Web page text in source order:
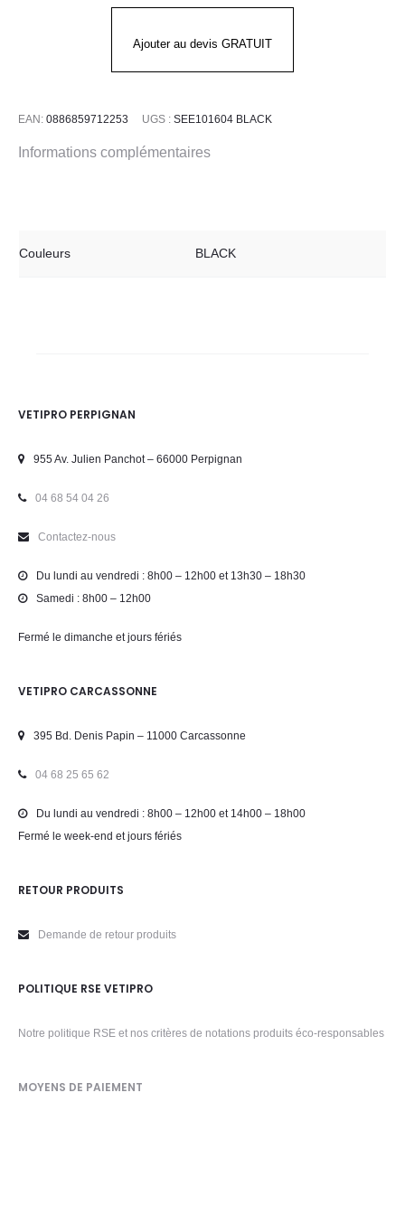
Ajouter au devis GRATUIT
EAN: 0886859712253 UGS : SEE101604 BLACK
Informations complémentaires
Couleurs BLACK
VETIPRO PERPIGNAN
955 Av. Julien Panchot – 66000 Perpignan
04 68 54 04 26
Contactez-nous
Du lundi au vendredi : 8h00 – 12h00 et 13h30 – 18h30
Samedi : 8h00 – 12h00
Fermé le dimanche et jours fériés
VETIPRO CARCASSONNE
395 Bd. Denis Papin – 11000 Carcassonne
04 68 25 65 62
Du lundi au vendredi : 8h00 – 12h00 et 14h00 – 18h00
Fermé le week-end et jours fériés
RETOUR PRODUITS
Demande de retour produits
POLITIQUE RSE VETIPRO
Notre politique RSE et nos critères de notations produits éco-responsables
MOYENS DE PAIEMENT